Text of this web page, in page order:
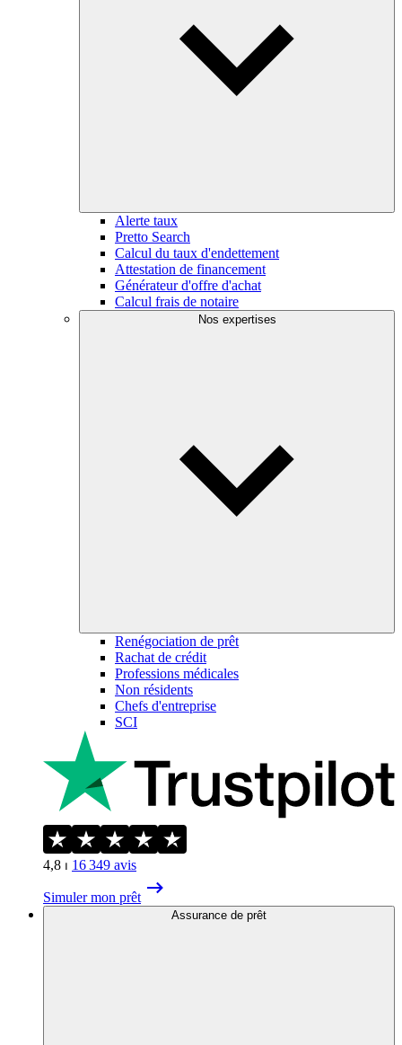
Alerte taux
Pretto Search
Calcul du taux d'endettement
Attestation de financement
Générateur d'offre d'achat
Calcul frais de notaire
Nos expertises
Renégociation de prêt
Rachat de crédit
Professions médicales
Non résidents
Chefs d'entreprise
SCI
4,8 ⏐ 16 349 avis
Simuler mon prêt
Assurance de prêt